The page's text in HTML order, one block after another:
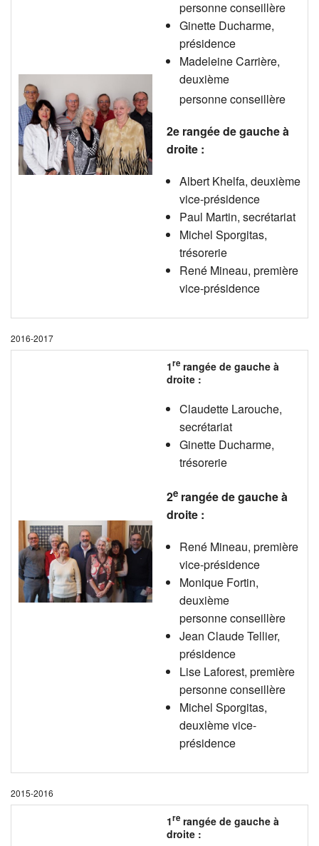
personne conseillère
Ginette Ducharme,
présidence
Madeleine Carrière,
deuxième
personneconseillère
2e rangée de gauche à
droite :
Albert Khelfa, deuxième
vice-présidence
Paul Martin, secrétariat
Michel Sporgitas,
trésorerie
René Mineau, première
vice-présidence
2016-2017
1re rangée de gauche à
droite :
Claudette Larouche,
secrétariat
Ginette Ducharme,
trésorerie
2e rangée de gauche à
droite :
René Mineau, première
vice-présidence
Monique Fortin,
deuxième
personne conseillère
Jean Claude Tellier,
présidence
Lise Laforest, première
personne conseillère
Michel Sporgitas,
deuxième vice-
présidence
2015-2016
1re rangée de gauche à
droite :